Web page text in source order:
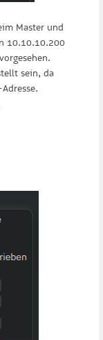
Master und
10.10.10.200
sein, da